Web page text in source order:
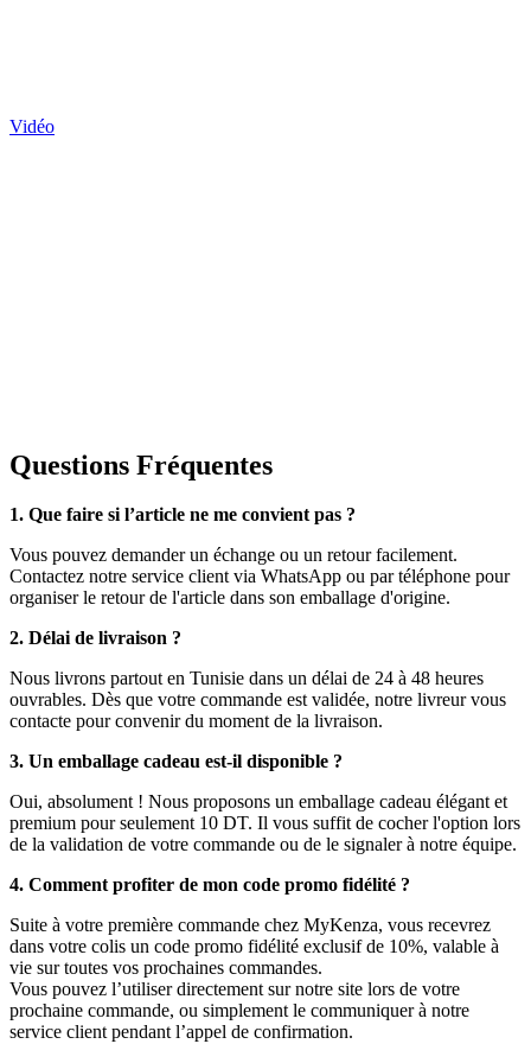
Vidéo
Questions Fréquentes
1. Que faire si l’article ne me convient pas ?
Vous pouvez demander un échange ou un retour facilement.
Contactez notre service client via WhatsApp ou par téléphone pour
organiser le retour de l'article dans son emballage d'origine.
2. Délai de livraison ?
Nous livrons partout en Tunisie dans un délai de 24 à 48 heures
ouvrables. Dès que votre commande est validée, notre livreur vous
contacte pour convenir du moment de la livraison.
3. Un emballage cadeau est-il disponible ?
Oui, absolument ! Nous proposons un emballage cadeau élégant et
premium pour seulement 10 DT. Il vous suffit de cocher l'option lors
de la validation de votre commande ou de le signaler à notre équipe.
4. Comment profiter de mon code promo fidélité ?
Suite à votre première commande chez MyKenza, vous recevrez
dans votre colis un code promo fidélité exclusif de 10%, valable à
vie sur toutes vos prochaines commandes.
Vous pouvez l’utiliser directement sur notre site lors de votre
prochaine commande, ou simplement le communiquer à notre
service client pendant l’appel de confirmation.